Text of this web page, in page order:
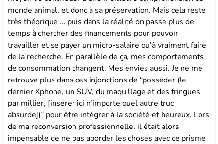
monde animal, et donc à sa préservation. Mais cela reste
très théorique … puis dans la réalité on passe plus de
temps à chercher des financements pour pouvoir
travailler et se payer un micro-salaire qu’à vraiment faire
de la recherche. En parallèle de ça, mes comportements
de consommation changent. Mes envies aussi. Je ne me
retrouve plus dans ces injonctions de “posséder (le
dernier Xphone, un SUV, du maquillage et des fringues
par millier, [insérer ici n’importe quel autre truc
absurde])” pour être intégrer à la société et heureux. Lors
de ma reconversion professionnelle, il était alors
impensable de ne pas aborder les choses avec ce prisme